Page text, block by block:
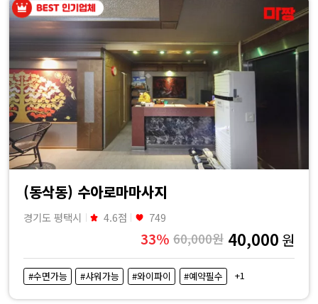
(동삭동) 수아로마마사지
경기도 평택시 4.6점 749
33% 60,000원 40,000 원
#수면가능 #샤워가능 #와이파이 #예약필수 +1